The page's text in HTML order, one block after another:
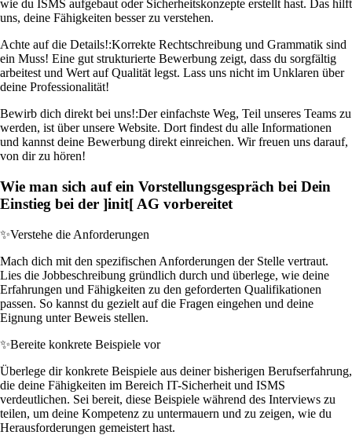
wie du ISMS aufgebaut oder Sicherheitskonzepte erstellt hast. Das hilft
uns, deine Fähigkeiten besser zu verstehen.
Achte auf die Details!:Korrekte Rechtschreibung und Grammatik sind
ein Muss! Eine gut strukturierte Bewerbung zeigt, dass du sorgfältig
arbeitest und Wert auf Qualität legst. Lass uns nicht im Unklaren über
deine Professionalität!
Bewirb dich direkt bei uns!:Der einfachste Weg, Teil unseres Teams zu
werden, ist über unsere Website. Dort findest du alle Informationen
und kannst deine Bewerbung direkt einreichen. Wir freuen uns darauf,
von dir zu hören!
Wie man sich auf ein Vorstellungsgespräch bei Dein
Einstieg bei der ]init[ AG vorbereitet
✨Verstehe die Anforderungen
Mach dich mit den spezifischen Anforderungen der Stelle vertraut.
Lies die Jobbeschreibung gründlich durch und überlege, wie deine
Erfahrungen und Fähigkeiten zu den geforderten Qualifikationen
passen. So kannst du gezielt auf die Fragen eingehen und deine
Eignung unter Beweis stellen.
✨Bereite konkrete Beispiele vor
Überlege dir konkrete Beispiele aus deiner bisherigen Berufserfahrung,
die deine Fähigkeiten im Bereich IT-Sicherheit und ISMS
verdeutlichen. Sei bereit, diese Beispiele während des Interviews zu
teilen, um deine Kompetenz zu untermauern und zu zeigen, wie du
Herausforderungen gemeistert hast.